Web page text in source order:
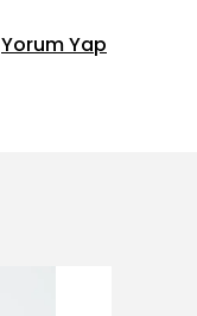
Yorum Yap